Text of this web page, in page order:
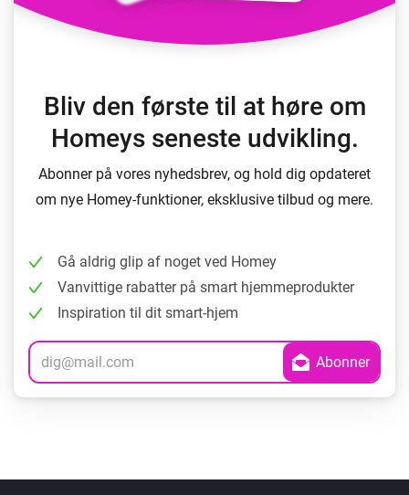
Bliv den første til at høre om
Homeys seneste udvikling.
Abonner på vores nyhedsbrev, og hold dig opdateret
om nye Homey-funktioner, eksklusive tilbud og mere.
Gå aldrig glip af noget ved Homey
Vanvittige rabatter på smart hjemmeprodukter
Inspiration til dit smart-hjem